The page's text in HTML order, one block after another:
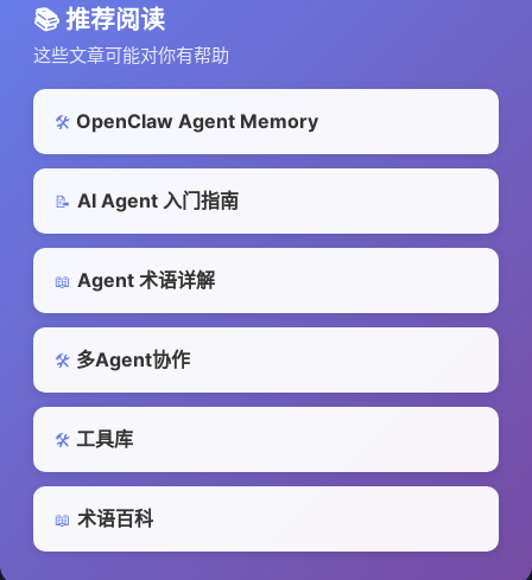
📚 推荐阅读
这些文章可能对你有帮助
🛠️ OpenClaw Agent Memory
📝 AI Agent 入门指南
📖 Agent 术语详解
🛠️ 多Agent协作
🛠️ 工具库
📖 术语百科